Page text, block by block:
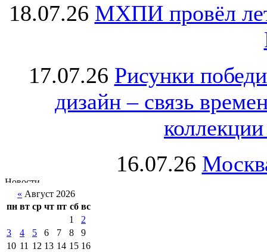
18.07.26 МХПИ провёл
17.07.26 Рисунки
дизайн – связь
16.07.26
« Август 2026
пн вт ср чт пт сб вс
1
2
3
4 5 6 7 8
9
10 11 12 13 14 15 16